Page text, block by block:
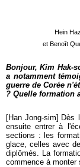
Hein
et Benoît
Bonjour, Kim Hak-
a notamment
guerre de Corée
? Quelle formation
[Han Jong-sim] Dès
ensuite entrer à
sections : les
glace, celles avec
diplômés.
La
commence à monter